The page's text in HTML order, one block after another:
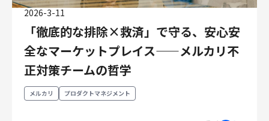
メルカリShops
メルカリR4Dラボ
AI/LLM
職種
エンジニアリング
エンジニアリング
2026-3-11
「徹底的な排除×救済」で守る、安心安
全なマーケットプレイス——メルカリ不
正対策チームの哲学
メルカリ プロダクトマネジメント